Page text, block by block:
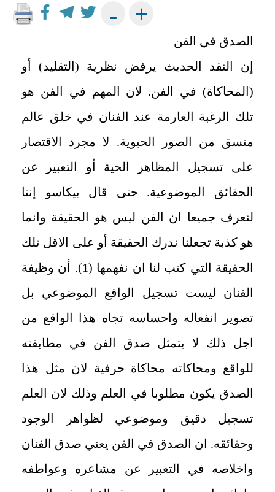
+
-
الصدق في الفن
إن النقد الحديث يرفض نظرية (التقليد) أو
(المحاكاة) في الفن. لان المهم في الفن هو
تلك الرغبة العارمة عند الفنان في خلق عالم
متسق من الصور الحيوية. لا مجرد الاقتصار
على تسجيل المظاهر الحية أو التعبير عن
الحقائق الموضوعية. حتى قال بيكاسو إننا
لنعرف جميعا ان الفن ليس هو الحقيقة وانما
هو كذبة تجعلنا ندرك الحقيقة أو على الاقل تلك
الحقيقة التي كتب لنا ان نفهمها (1). أن وظيفة
الفنان ليست تسجيل الواقع الموضوعي بل
تصوير انفعاله واحساسه تجاه هذا الواقع من
اجل ذلك لا يتمثل صدق الفن في مطابقته
للواقع ومحاكاته محاكاة حرفية لان مثل هذا
الصدق يكون مطلوبا في العلم وذلك لان العلم
تسجيل دقيق وموضوعي لظواهر الوجود
وحقائقه. ان الصدق في الفن يعني صدق الفنان
واخلاصه في التعبير عن مشاعره وعواطفه